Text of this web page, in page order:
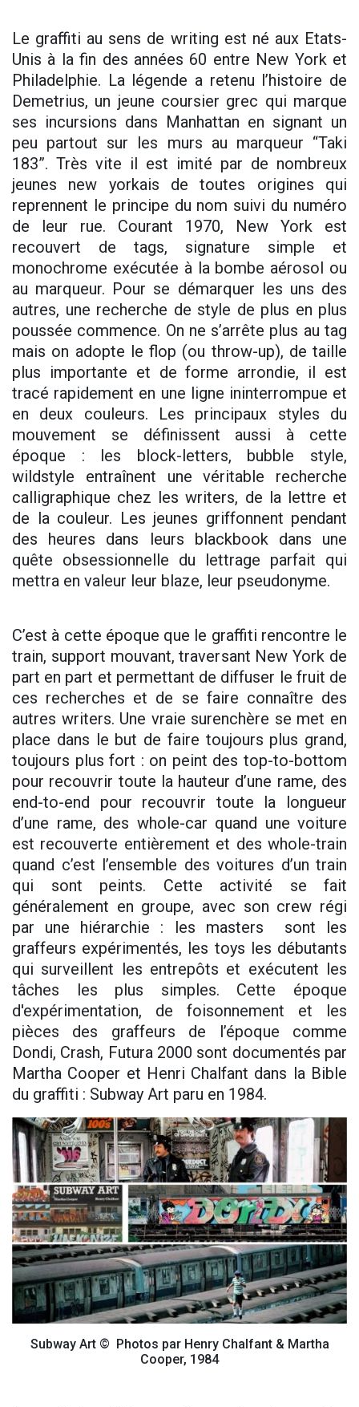
Le graffiti au sens de writing est né aux Etats-
Unis à la fin des années 60 entre New York et
Philadelphie. La légende a retenu l’histoire de
Demetrius, un jeune coursier grec qui marque
ses incursions dans Manhattan en signant un
peu partout sur les murs au marqueur “Taki
183”. Très vite il est imité par de nombreux
jeunes new yorkais de toutes origines qui
reprennent le principe du nom suivi du numéro
de leur rue. Courant 1970, New York est
recouvert de tags, signature simple et
monochrome exécutée à la bombe aérosol ou
au marqueur. Pour se démarquer les uns des
autres, une recherche de style de plus en plus
poussée commence. On ne s’arrête plus au tag
mais on adopte le flop (ou throw-up), de taille
plus importante et de forme arrondie, il est
tracé rapidement en une ligne ininterrompue et
en deux couleurs. Les principaux styles du
mouvement se définissent aussi à cette
époque : les block-letters, bubble style,
wildstyle entraînent une véritable recherche
calligraphique chez les writers, de la lettre et
de la couleur. Les jeunes griffonnent pendant
des heures dans leurs blackbook dans une
quête obsessionnelle du lettrage parfait qui
mettra en valeur leur blaze, leur pseudonyme.
C’est à cette époque que le graffiti rencontre le
train, support mouvant, traversant New York de
part en part et permettant de diffuser le fruit de
ces recherches et de se faire connaître des
autres writers. Une vraie surenchère se met en
place dans le but de faire toujours plus grand,
toujours plus fort : on peint des top-to-bottom
pour recouvrir toute la hauteur d’une rame, des
end-to-end pour recouvrir toute la longueur
d’une rame, des whole-car quand une voiture
est recouverte entièrement et des whole-train
quand c’est l’ensemble des voitures d’un train
qui sont peints. Cette activité se fait
généralement en groupe, avec son crew régi
par une hiérarchie : les masters sont les
graffeurs expérimentés, les toys les débutants
qui surveillent les entrepôts et exécutent les
tâches les plus simples. Cette époque
d'expérimentation, de foisonnement et les
pièces des graffeurs de l’époque comme
Dondi, Crash, Futura 2000 sont documentés par
Martha Cooper et Henri Chalfant dans la Bible
du graffiti : Subway Art paru en 1984.
Subway Art © Photos par Henry Chalfant & Martha
Cooper, 1984